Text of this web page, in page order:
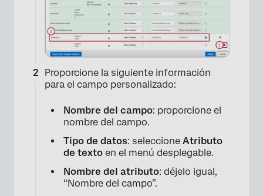
Proporcione la siguiente información
para el campo personalizado:
Nombre del campo: proporcione el
nombre del campo.
Tipo de datos: seleccione Atributo
de texto en el menú desplegable.
Nombre del atributo: déjelo igual,
“Nombre del campo”.